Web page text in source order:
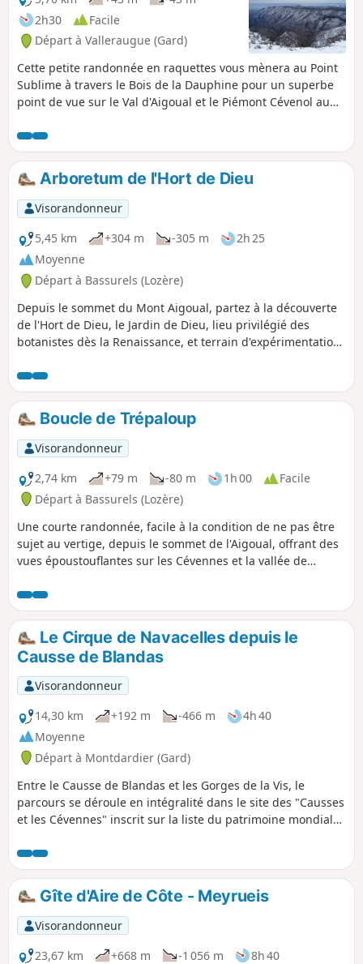
2h30
Facile
Départ à Valleraugue (Gard)
Cette petite randonnée en raquettes vous mènera au Point
Sublime à travers le Bois de la Dauphine pour un superbe
point de vue sur le Val d'Aigoual et le Piémont Cévenol au
Montagne de l'Espérou puis à nouveau en forêt par le Valat
de la Dauphine.
Arboretum de l'Hort de Dieu
Visorandonneur
5,45 km
+304 m -305 m
2h 25
Moyenne
Départ à Bassurels (Lozère)
Depuis le sommet du Mont Aigoual, partez à la découverte
de l'Hort de Dieu, le Jardin de Dieu, lieu privilégié des
botanistes dès la Renaissance, et terrain d'expérimentation
avis du fabuliste, nous avons voulu planter sans attendre ;
nous avons mis en place au printemps et surtout à
l’automne de 1903 plus de 1 200 végétaux, dont 773 arbres
à l’Hort de Dieu… Nous avons dès maintenant, en culture ou
à l’étude à l’Aigoual, 219 espèces d’arbres et arbustes ».
Charles Flahault, 1904.
Boucle de Trépaloup
Visorandonneur
2,74 km
+79 m -80 m 1h 00
Facile
Départ à Bassurels (Lozère)
Une courte randonnée, facile à la condition de ne pas être
sujet au vertige, depuis le sommet de l'Aigoual, offrant des
vues époustouflantes sur les Cévennes et la vallée de
Le Cirque de Navacelles depuis le
Causse de Blandas
Visorandonneur
14,30 km
+192 m -466 m
4h 40
Moyenne
Départ à Montdardier (Gard)
Entre le Causse de Blandas et les Gorges de la Vis, le
parcours se déroule en intégralité dans le site des "Causses
et les Cévennes" inscrit sur la liste du patrimoine mondial
empruntée par les brebis pour rejoindre les estives de
l'Aigoual, prenez le temps d'observer l'univers si particulier
du Causse. Pour clore la journée, profitez des vues
spectaculaires sur les Gorges de la Vis qu'offre la descente
du Travers de Navacelles.
Gîte d'Aire de Côte - Meyrueis
Visorandonneur
23,67 km
+668 m -1 056 m
8h 40